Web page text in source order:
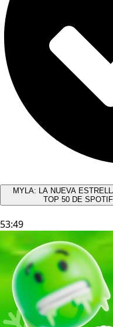
MYLA: LA NUEVA
TOP 50 DE
53:49